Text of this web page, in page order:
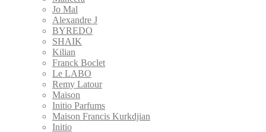
Jo Mal
Alexandre J
BYREDO
SHAIK
Kilian
Franck Boclet
Le LABO
Remy Latour
Maison
Initio Parfums
Maison Francis Kurkdjian
Initio